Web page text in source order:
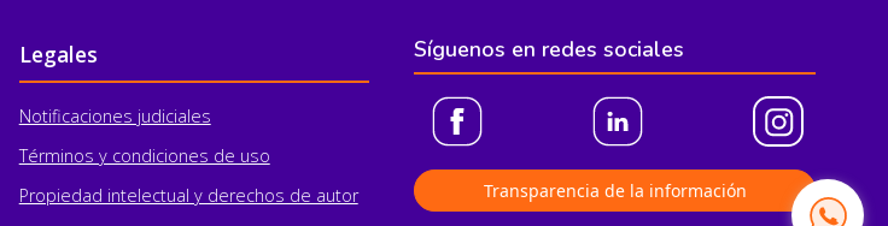
Legales
Notificaciones judiciales
Términos y condiciones de uso
Propiedad intelectual y derechos de autor
Síguenos en redes sociales
Transparencia de la información